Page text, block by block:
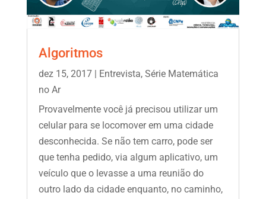
Algoritmos
dez 15, 2017| Entrevista, Série Matemática
no Ar
Provavelmente você já precisou utilizar um
celular para se locomover em uma cidade
desconhecida. Se não tem carro, pode ser
que tenha pedido, via algum aplicativo, um
veículo que o levasse a uma reunião do
outro lado da cidade enquanto, no caminho,